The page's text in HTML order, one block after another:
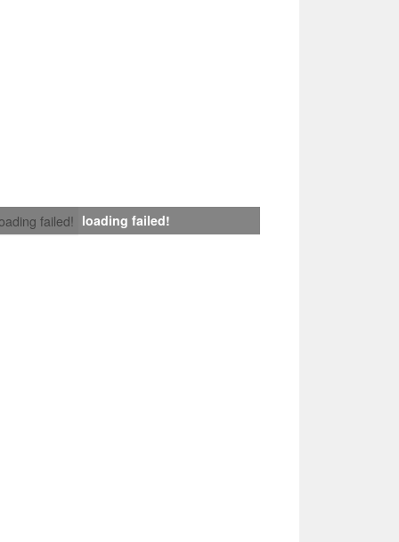
failed! loading failed!